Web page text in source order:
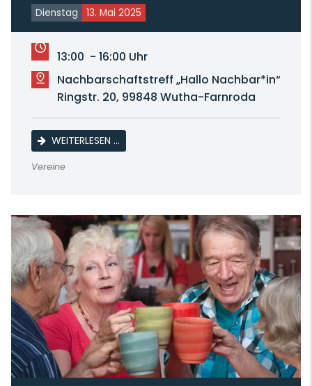
Dienstag 13. Mai 2025
13:00 - 16:00 Uhr
Nachbarschaftstreff „Hallo Nachbar*in“
Ringstr. 20, 99848 Wutha-Farnroda
WEITERLESEN …OFFENER NACHBARSCHAFTSTREFF
Vereine